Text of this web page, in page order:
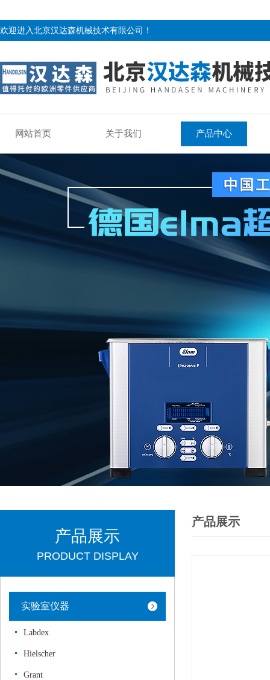
欢迎进入北京汉达森机械技术有限公司！
网站首页 关于我们 产品中心
产品展示
PRODUCT DISPLAY
实验室仪器
Labdex
Hielscher
Grant
产品展示